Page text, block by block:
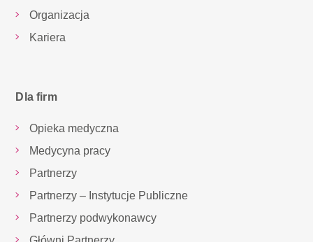
Organizacja
Kariera
Dla firm
Opieka medyczna
Medycyna pracy
Partnerzy
Partnerzy – Instytucje Publiczne
Partnerzy podwykonawcy